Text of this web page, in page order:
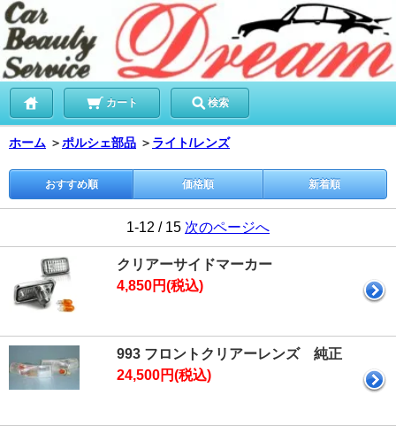
カート 検索
ホーム ＞ポルシェ部品 ＞ ライト/レンズ
おすすめ順 価格順 新着順
1-12 / 15 次のページへ
クリアーサイドマーカー
4,850円(税込)
993 フロントクリアーレンズ 純正
24,500円(税込)